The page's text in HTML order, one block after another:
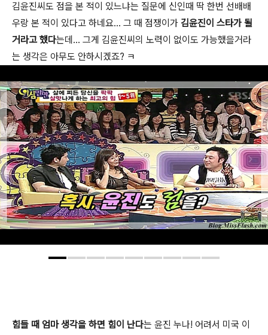
김윤진씨도 점을 본 적이 있느냐는 질문에 신인때 딱 한번 선배배
우랑 본 적이 있다고 하네요... 그 때 점쟁이가 김윤진이 스타가 될
거라고 했다는데... 그게 김윤진씨의 노력이 없이도 가능했을거라
는 생각은 아무도 안하시겠죠? ㅋ
힘들 때 엄마 생각을 하면 힘이 난다는 윤진 누나! 어려서 미국 이